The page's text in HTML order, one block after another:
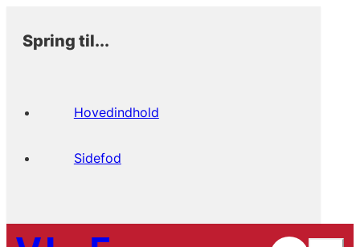
Spring til...
Hovedindhold
Sidefod